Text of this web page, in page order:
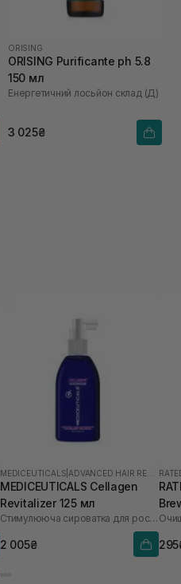
ORISING
ORISING Purificante ph 5.8
150 мл
Енергетичний лосьйон склад (Д)
3 025₴
MEDICEUTICALS | ADVANCED HAIR RESTORATION TECHNOLOGY WOMEN
MEDICEUTICALS Cellagen
Revitalizer 125 мл
Стимулююча сироватка для росту волосся та здоров’я шкіри голови
2 005₴